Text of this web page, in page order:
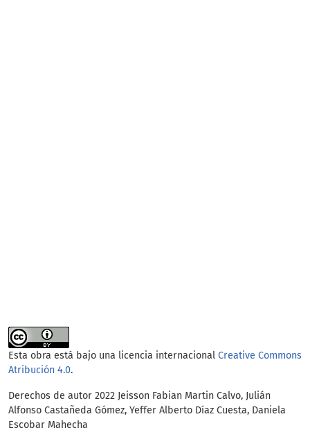
Esta obra está bajo una licencia internacional Creative Commons
Atribución 4.0.
Derechos de autor 2022 Jeisson Fabian Martin Calvo, Julián
Alfonso Castañeda Gómez, Yeffer Alberto Díaz Cuesta, Daniela
Escobar Mahecha